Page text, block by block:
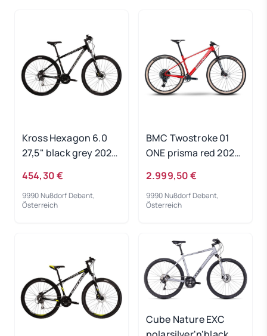
Kross Hexagon 6.0
27,5" black grey 2023
454,30 €
9990 Nußdorf Debant,
Österreich
BMC Twostroke 01
ONE prisma red 2023
2.999,50 €
9990 Nußdorf Debant,
Österreich
Cube Nature EXC